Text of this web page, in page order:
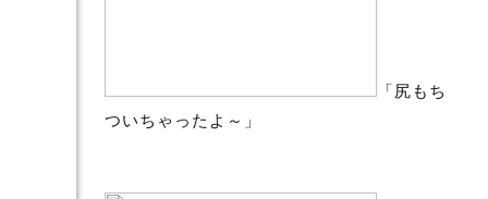
「尻もち
ついちゃったよ～」